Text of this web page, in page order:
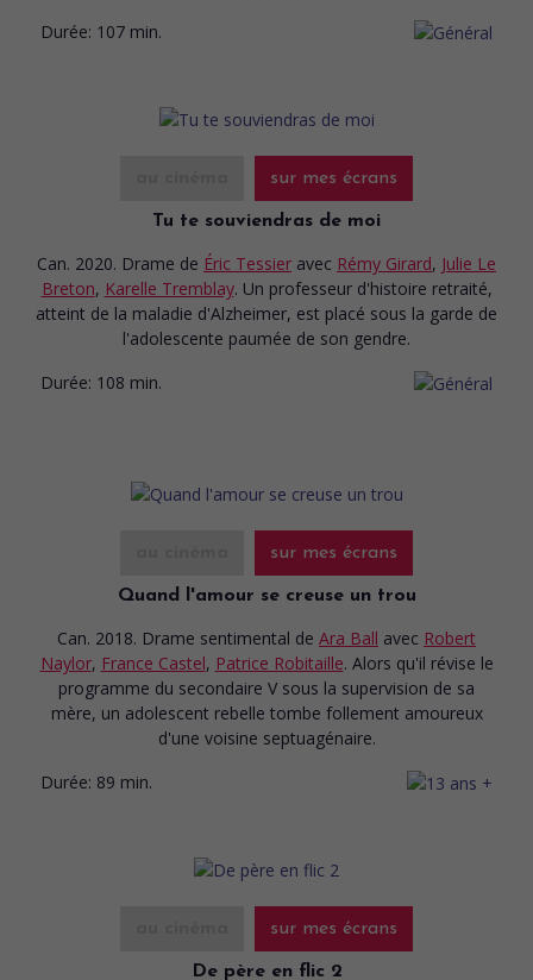
Durée: 107 min.
sur mes écrans
Tu te souviendras de moi
Can. 2020. Drame de Éric Tessier avec Rémy Girard, Julie Le
Breton, Karelle Tremblay. Un professeur d'histoire retraité,
atteint de la maladie d'Alzheimer, est placé sous la garde de
l'adolescente paumée de son gendre.
Durée: 108 min.
sur mes écrans
Quand l'amour se creuse un trou
Can. 2018. Drame sentimental de Ara Ball avec Robert
Naylor, France Castel, Patrice Robitaille. Alors qu'il révise le
programme du secondaire V sous la supervision de sa
mère, un adolescent rebelle tombe follement amoureux
d'une voisine septuagénaire.
Durée: 89 min.
sur mes écrans
De père en flic 2